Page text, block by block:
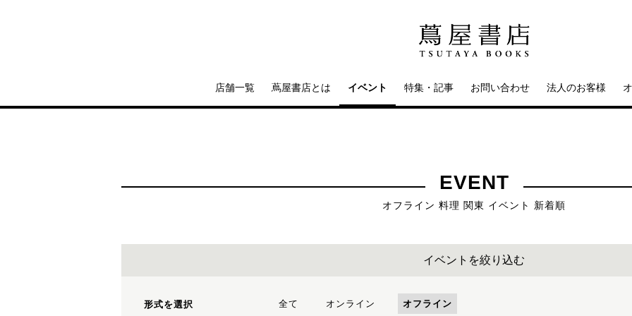
店舗一覧 蔦屋書店とは イベント 特集・記事 お問い合わせ 法人のお客様
EVENT
オフライン 料理 関東 イベント 新着順
イベントを絞り込む
形式を選択 全て オンライン オフライン